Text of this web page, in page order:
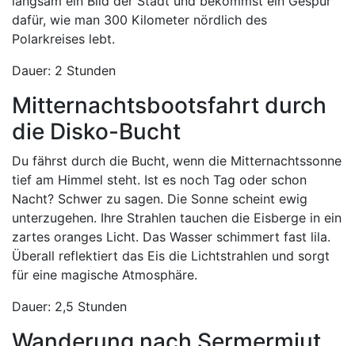
dafür, wie man 300 Kilometer nördlich des
Polarkreises lebt.
Dauer: 2 Stunden
Mitternachtsbootsfahrt durch
die Disko-Bucht
Du fährst durch die Bucht, wenn die Mitternachtssonne
tief am Himmel steht. Ist es noch Tag oder schon
Nacht? Schwer zu sagen. Die Sonne scheint ewig
unterzugehen. Ihre Strahlen tauchen die Eisberge in ein
zartes oranges Licht. Das Wasser schimmert fast lila.
Überall reflektiert das Eis die Lichtstrahlen und sorgt
für eine magische Atmosphäre.
Dauer: 2,5 Stunden